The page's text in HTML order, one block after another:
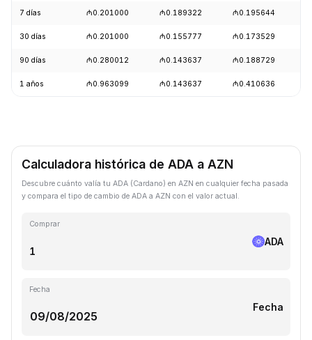
7 días ₼0.201000 ₼0.189322 ₼0.195644
30 días ₼0.201000 ₼0.155777 ₼0.173529
90 días ₼0.280012 ₼0.143637 ₼0.188729
1 años ₼0.963099 ₼0.143637 ₼0.410636
Calculadora histórica de ADA a AZN
Descubre cuánto valía tu ADA (Cardano) en AZN en cualquier fecha pasada
y compara el tipo de cambio de ADA a AZN con el valor actual.
Comprar
ADA
Fecha
Fecha